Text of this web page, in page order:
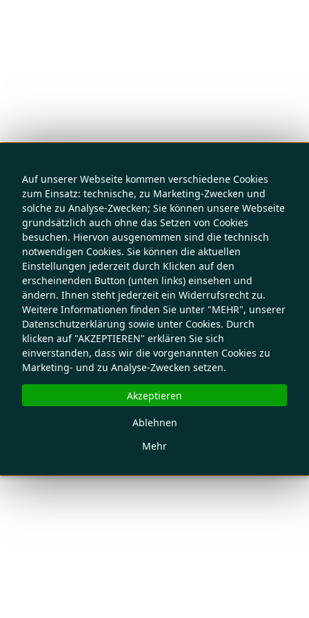
Auf unserer Webseite kommen verschiedene Cookies
zum Einsatz: technische, zu Marketing-Zwecken und
solche zu Analyse-Zwecken; Sie können unsere Webseite
grundsätzlich auch ohne das Setzen von Cookies
besuchen. Hiervon ausgenommen sind die technisch
notwendigen Cookies. Sie können die aktuellen
Einstellungen jederzeit durch Klicken auf den
erscheinenden Button (unten links) einsehen und
ändern. Ihnen steht jederzeit ein Widerrufsrecht zu.
Weitere Informationen finden Sie unter "MEHR", unserer
Datenschutzerklärung sowie unter Cookies. Durch
klicken auf "AKZEPTIEREN" erklären Sie sich
einverstanden, dass wir die vorgenannten Cookies zu
Marketing- und zu Analyse-Zwecken setzen.
Mehr
Ablehnen
Akzeptieren